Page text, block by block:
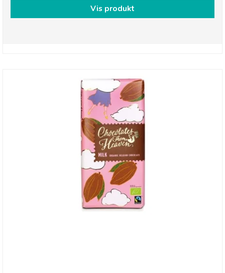
Vis produkt